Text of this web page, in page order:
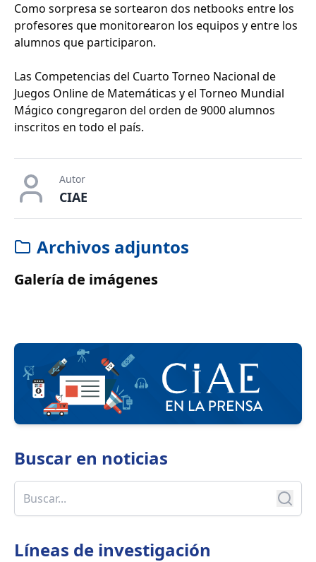
Como sorpresa se sortearon dos netbooks entre los
profesores que monitorearon los equipos y entre los
alumnos que participaron.
Las Competencias del Cuarto Torneo Nacional de
Juegos Online de Matemáticas y el Torneo Mundial
Mágico congregaron del orden de 9000 alumnos
inscritos en todo el país.
Autor
CIAE
Archivos adjuntos
Galería de imágenes
Buscar en noticias
Líneas de investigación